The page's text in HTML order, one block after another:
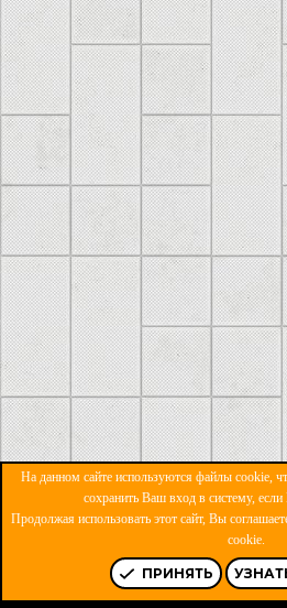
ОБРАТНАЯ СВЯЗЬ
На данном сайте используются файлы cookie,
сохранить Ваш вход в систему, если
Продолжая использовать этот сайт, Вы
cookie.
ПРИНЯТЬ